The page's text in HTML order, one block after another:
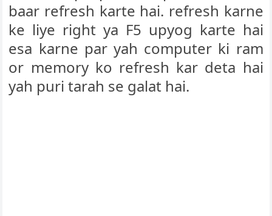
baar refresh karte hai. refresh karne
ke liye right ya F5 upyog karte hai
esa karne par yah computer ki ram
or memory ko refresh kar deta hai
yah puri tarah se galat hai.